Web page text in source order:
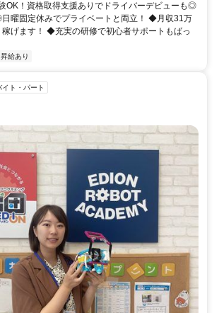
OK！資格取得支援ありでドライバーデビューも◎
曜固定休みでプライベートと両立！ ◆月収31万
稼げます！ ◆充実の研修で初心者サポートもばっ
昇給あり
イト・パート